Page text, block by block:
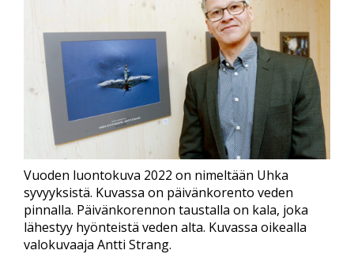
Vuoden luontokuva 2022 on nimeltään Uhka
syvyyksistä. Kuvassa on päivänkorento veden
pinnalla. Päivänkorennon taustalla on kala, joka
lähestyy hyönteistä veden alta. Kuvassa oikealla
valokuvaaja Antti Strang.